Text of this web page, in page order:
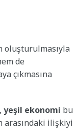
oluşturulmasıyla
de
çıkmasına
yeşil ekonomi bu
arasındaki ilişkiyi